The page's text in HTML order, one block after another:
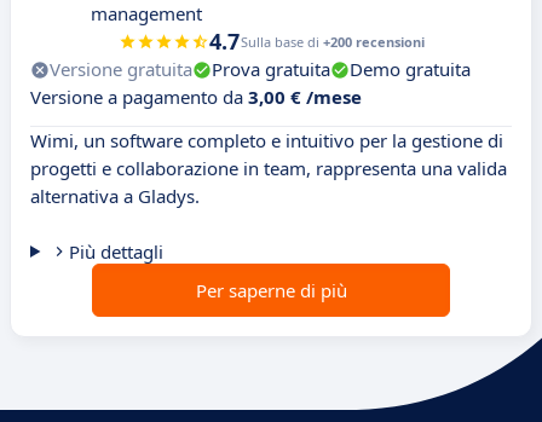
management
4.7Sulla base di +200 recensioni
Versione gratuita Prova gratuita
Demo gratuita
Versione a pagamento da 3,00 € /mese
Wimi, un software completo e intuitivo per la gestione di
progetti e collaborazione in team, rappresenta una valida
alternativa a Gladys.
Più dettagli
Per saperne di più